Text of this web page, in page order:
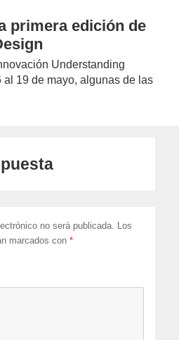
primera edición de
Understanding
al 19 de mayo, algunas de las
no será publicada. Los
marcados con*